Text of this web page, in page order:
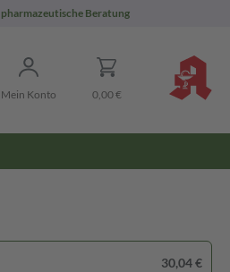
pharmazeutische Beratung
Mein Konto 0,00 €
30,04 €